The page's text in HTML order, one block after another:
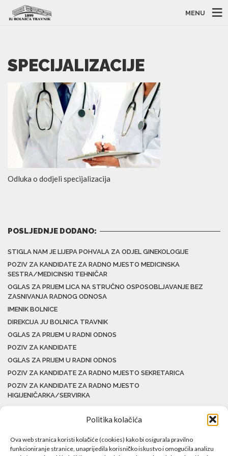
Politika kolačića
Ova web stranica koristi kolačiće (cookies) kako bi osigurala pravilno
funkcioniranje stranice, unaprijedila korisničko iskustvo i omogućila analizu
MENU
SPECIJALIZACIJE
Odluka o dodjeli specijalizacija
POSLJEDNJE DODANO:
STIGLA NAM JE LIJEPA POHVALA ZA ODJEL GINEKOLOGIJE
POZIV ZA KANDIDATE ZA RADNO MJESTO MEDICINSKA
SESTRA/MEDICINSKI TEHNIČAR
OGLAS ZA PRIJEM LICA NA STRUČNO OSPOSOBLJAVANJE BEZ
ZASNIVANJA RADNOG ODNOSA
IMENIK BOLNICE
DIREKCIJA JU BOLNICA TRAVNIK
OGLAS ZA PRIJEM U RADNI ODNOS
POZIV ZA KANDIDATE
OGLAS ZA PRIJEM U RADNI ODNOS
POZIV ZA KANDIDATE ZA RADNO MJESTO SEKRETARICA
POZIV ZA KANDIDATE ZA RADNO MJESTO
HIGIJENIČARKA/SERVIRKA